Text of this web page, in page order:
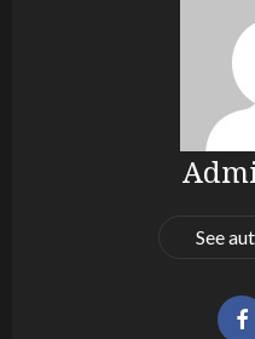
See